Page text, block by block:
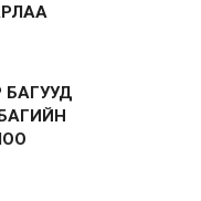
БАГУУД